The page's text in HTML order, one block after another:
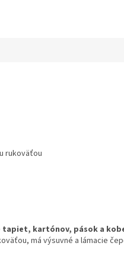
rukoväťou
tapiet, kartónov, pások a
má výsuvné a lámacie